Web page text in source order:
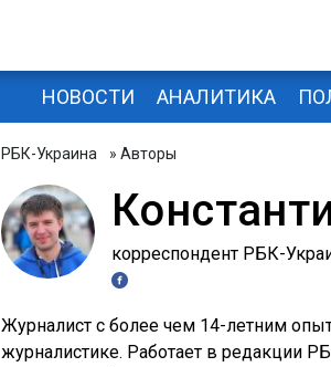
НОВОСТИ АНАЛИТИКА
РБК-Украина » Авторы
корреспондент РБК-
Журналист с более чем 14-летним
журналистике. Работает в редакции